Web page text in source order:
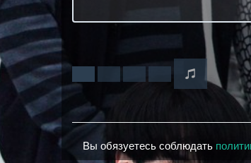
Вы обязуетесь соблюдать